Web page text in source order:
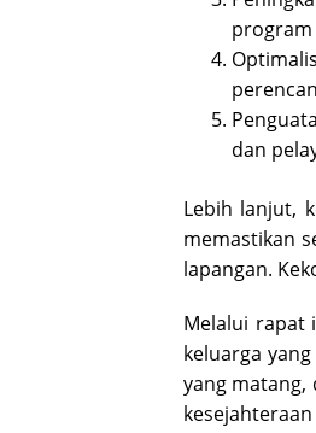
program
dan
Lebih lanjut,
memastikan
lapangan.
Melalui rapat
keluarga
yang matang,